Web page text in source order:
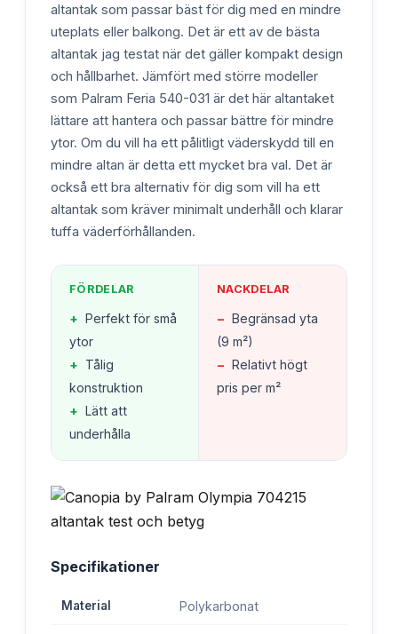
altantak som passar bäst för dig med en mindre
uteplats eller balkong. Det är ett av de bästa
altantak jag testat när det gäller kompakt design
och hållbarhet. Jämfört med större modeller
som Palram Feria 540-031 är det här altantaket
lättare att hantera och passar bättre för mindre
ytor. Om du vill ha ett pålitligt väderskydd till en
mindre altan är detta ett mycket bra val. Det är
också ett bra alternativ för dig som vill ha ett
altantak som kräver minimalt underhåll och klarar
tuffa väderförhållanden.
FÖRDELAR
+ Perfekt för små
ytor
+ Tålig
konstruktion
+ Lätt att
underhålla
NACKDELAR
− Begränsad yta
(9 m²)
− Relativt högt
pris per m²
Specifikationer
Material Polykarbonat